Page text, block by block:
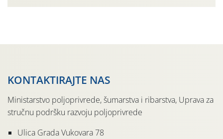
KONTAKTIRAJTE NAS
Ministarstvo poljoprivrede, šumarstva i ribarstva, Uprava za
stručnu podršku razvoju poljoprivrede
Ulica Grada Vukovara 78